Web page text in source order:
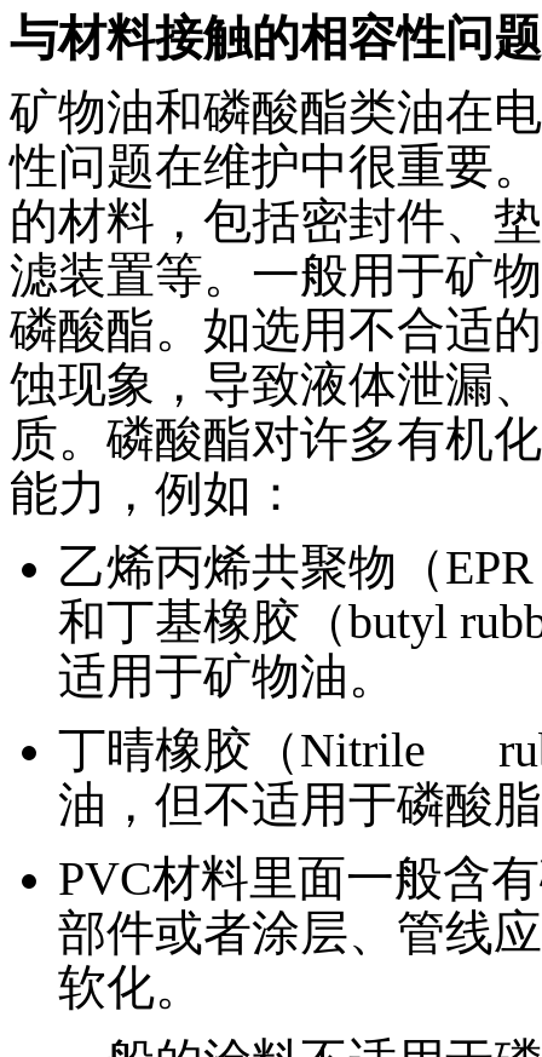
与材料接触的相容性问题
矿物油和磷酸酯类油在
性问题在维护中很重要
的材料，包括密封件、
滤装置等。一般用于矿
磷酸酯。如选用不合适
蚀现象，导致液体泄漏
质。磷酸酯对许多有机
能力，例如：
乙烯丙烯共聚物（
和丁基橡胶（butyl
适用于矿物油。
丁晴橡胶（Nitrile
油，但不适用于磷酸
PVC材料里面一般含
部件或者涂层、管线
软化。